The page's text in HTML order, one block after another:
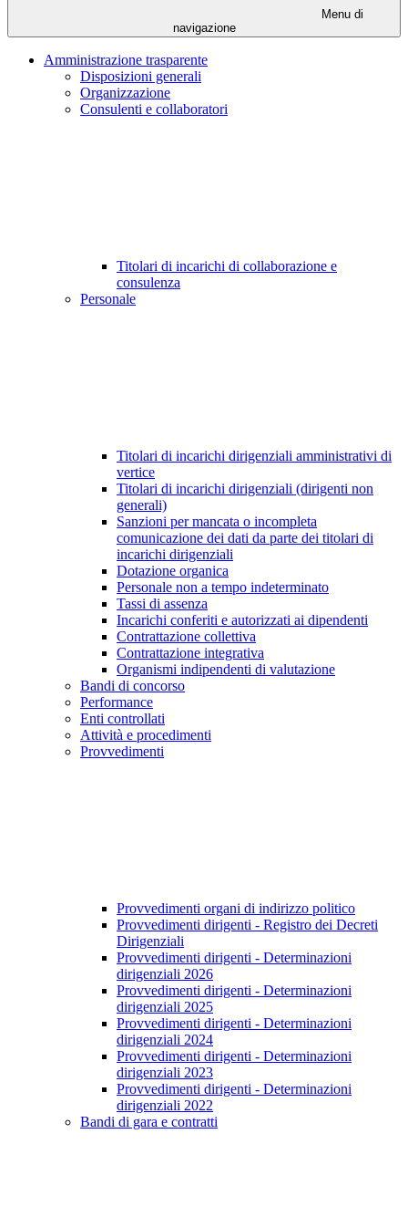
Menu di
navigazione
Amministrazione trasparente
Disposizioni generali
Organizzazione
Consulenti e collaboratori
Titolari di incarichi di collaborazione e
consulenza
Personale
Titolari di incarichi dirigenziali amministrativi di
vertice
Titolari di incarichi dirigenziali (dirigenti non
generali)
Sanzioni per mancata o incompleta
comunicazione dei dati da parte dei titolari di
incarichi dirigenziali
Dotazione organica
Personale non a tempo indeterminato
Tassi di assenza
Incarichi conferiti e autorizzati ai dipendenti
Contrattazione collettiva
Contrattazione integrativa
Organismi indipendenti di valutazione
Bandi di concorso
Performance
Enti controllati
Attività e procedimenti
Provvedimenti
Provvedimenti organi di indirizzo politico
Provvedimenti dirigenti - Registro dei Decreti
Dirigenziali
Provvedimenti dirigenti - Determinazioni
dirigenziali 2026
Provvedimenti dirigenti - Determinazioni
dirigenziali 2025
Provvedimenti dirigenti - Determinazioni
dirigenziali 2024
Provvedimenti dirigenti - Determinazioni
dirigenziali 2023
Provvedimenti dirigenti - Determinazioni
dirigenziali 2022
Bandi di gara e contratti